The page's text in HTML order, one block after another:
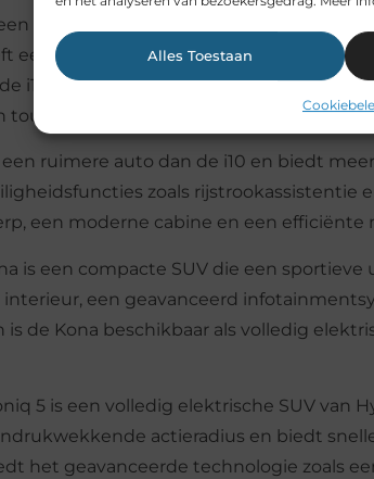
Alles Toestaan
een compacte auto die gemakkelijk te
een efficiënte motor en biedt goede
i10 een modern interieur en is hij
touchscreen infotainmentsysteem.
een ruimere auto dan de i10 en biedt
zoals rijstrookassistentie
een moderne cabine en een efficiënte
is een compacte SUV die een
een geavanceerd
de Kona beschikbaar als volledig
5 is een volledig elektrische SUV van
actieradius en biedt
het geavanceerde technologie zoals